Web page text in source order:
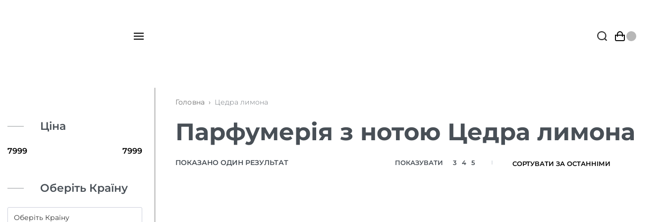
Ціна
Оберіть Країну
Головна › Цедра лимона
Парфумерія з нотою Цедра лимона
ПОКАЗАНО ОДИН РЕЗУЛЬТАТ ПОКАЗУВАТИ 3 4 5